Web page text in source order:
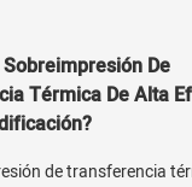
Sobreimpresión De
Térmica De Alta
de transferencia